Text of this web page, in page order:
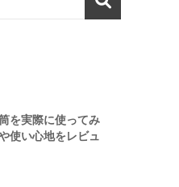
を実際に使ってみ
使い心地をレビュ